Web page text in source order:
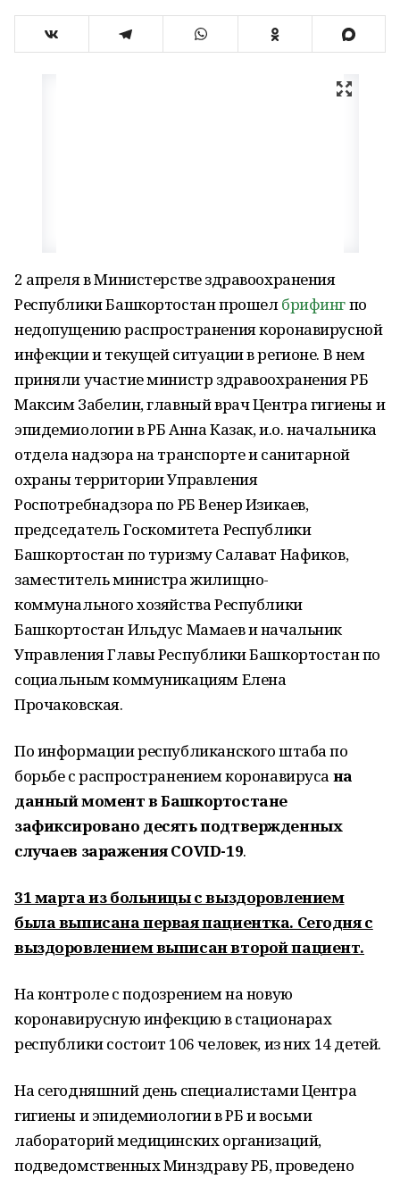
2 апреля в Министерстве здравоохранения
Республики Башкортостан прошелбрифингпо
недопущению распространения коронавирусной
инфекции и текущей ситуации в регионе. В нем
приняли участие министр здравоохранения РБ
Максим Забелин, главный врач Центра гигиены и
эпидемиологии в РБ Анна Казак, и.о. начальника
отдела надзора на транспорте и санитарной
охраны территории Управления
Роспотребнадзора по РБ Венер Изикаев,
председатель Госкомитета Республики
Башкортостан по туризму Салават Нафиков,
заместитель министра жилищно-
коммунального хозяйства Республики
Башкортостан Ильдус Мамаев и начальник
Управления Главы Республики Башкортостан по
социальным коммуникациям Елена
Прочаковская.
По информации республиканского штаба по
борьбе с распространением коронавируса на
данный момент в Башкортостане
зафиксировано десять подтвержденных
случаев заражения COVID-19.
31 марта из больницы с выздоровлением
была выписана первая пациентка. Сегодня с
выздоровлением выписан второй пациент.
На контроле с подозрением на новую
коронавирусную инфекцию в стационарах
республики состоит 106 человек, из них 14 детей.
На сегодняшний день специалистами Центра
гигиены и эпидемиологии в РБ и восьми
лабораторий медицинских организаций,
подведомственных Минздраву РБ, проведено